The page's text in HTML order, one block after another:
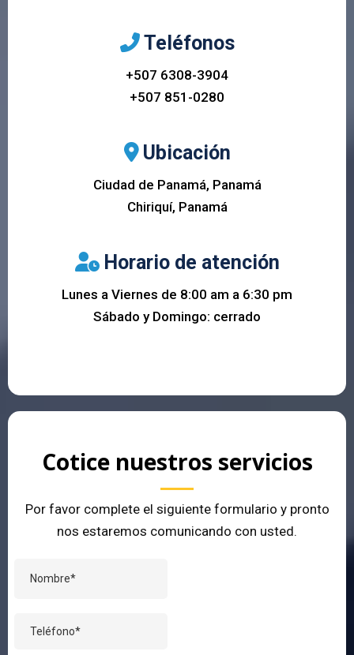
Teléfonos
+507 6308-3904
+507 851-0280
Ubicación
Ciudad de Panamá, Panamá
Chiriquí, Panamá
Horario de atención
Lunes a Viernes de 8:00 am a 6:30 pm
Sábado y Domingo: cerrado
Cotice nuestros servicios
Por favor complete el siguiente formulario y pronto
nos estaremos comunicando con usted.